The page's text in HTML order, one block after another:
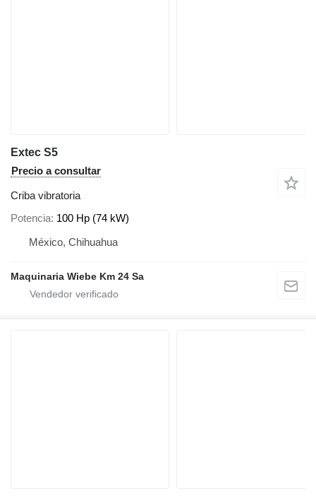
Extec S5
Precio a consultar
Criba vibratoria
Potencia 100 Hp (74 kW)
México, Chihuahua
Maquinaria Wiebe Km 24 Sa